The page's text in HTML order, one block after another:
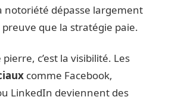
notoriété dépasse largement
preuve que la stratégie paie.
c’est la visibilité. Les
comme Facebook,
LinkedIn deviennent des